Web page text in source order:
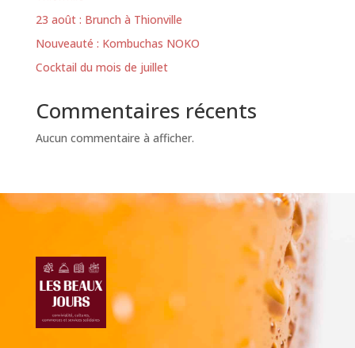
23 août : Brunch à Thionville
Nouveauté : Kombuchas NOKO
Cocktail du mois de juillet
Commentaires récents
Aucun commentaire à afficher.